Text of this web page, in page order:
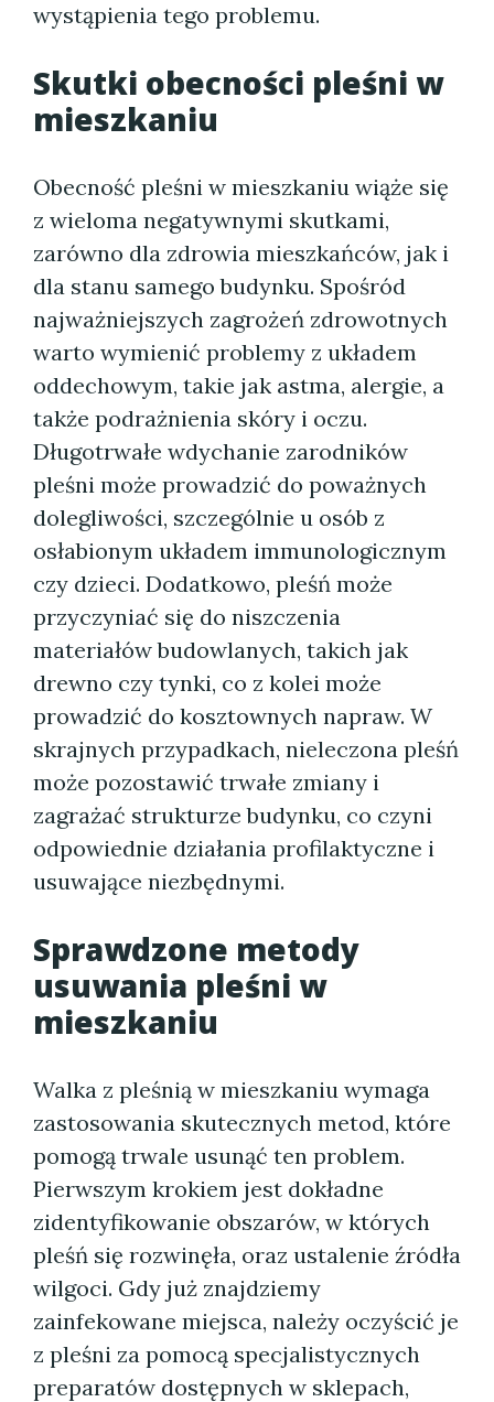
wystąpienia tego problemu.
Skutki obecności pleśni w
mieszkaniu
Obecność pleśni w mieszkaniu wiąże się
z wieloma negatywnymi skutkami,
zarówno dla zdrowia mieszkańców, jak i
dla stanu samego budynku. Spośród
najważniejszych zagrożeń zdrowotnych
warto wymienić problemy z układem
oddechowym, takie jak astma, alergie, a
także podrażnienia skóry i oczu.
Długotrwałe wdychanie zarodników
pleśni może prowadzić do poważnych
dolegliwości, szczególnie u osób z
osłabionym układem immunologicznym
czy dzieci. Dodatkowo, pleśń może
przyczyniać się do niszczenia
materiałów budowlanych, takich jak
drewno czy tynki, co z kolei może
prowadzić do kosztownych napraw. W
skrajnych przypadkach, nieleczona pleśń
może pozostawić trwałe zmiany i
zagrażać strukturze budynku, co czyni
odpowiednie działania profilaktyczne i
usuwające niezbędnymi.
Sprawdzone metody
usuwania pleśni w
mieszkaniu
Walka z pleśnią w mieszkaniu wymaga
zastosowania skutecznych metod, które
pomogą trwale usunąć ten problem.
Pierwszym krokiem jest dokładne
zidentyfikowanie obszarów, w których
pleśń się rozwinęła, oraz ustalenie źródła
wilgoci. Gdy już znajdziemy
zainfekowane miejsca, należy oczyścić je
z pleśni za pomocą specjalistycznych
preparatów dostępnych w sklepach,